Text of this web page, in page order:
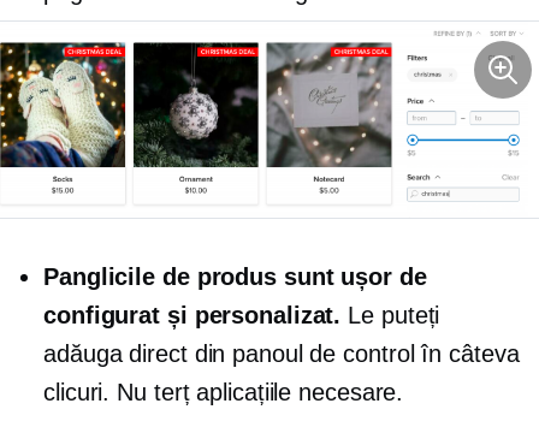
Panglicile de produs sunt ușor de
configurat și personalizat. Le puteți
adăuga direct din panoul de control în câteva
clicuri. Nu terțaplicațiile necesare.